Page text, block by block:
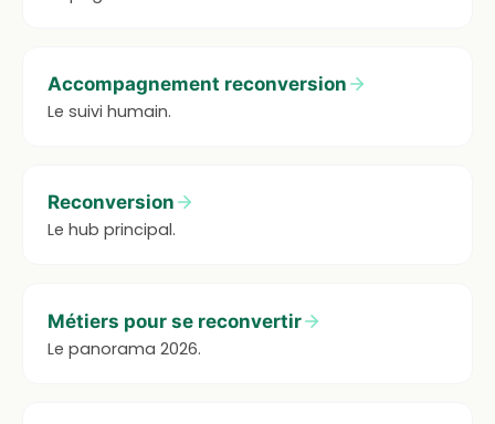
Accompagnement reconversion
Le suivi humain.
Reconversion
Le hub principal.
Métiers pour se reconvertir
Le panorama 2026.